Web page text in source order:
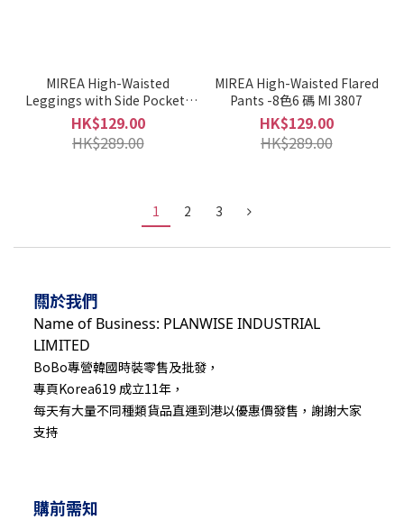
MIREA High-Waisted
Leggings with Side Pockets
-6色4 碼 MI 3808
HK$129.00
HK$289.00
MIREA High-Waisted Flared
Pants -8色6 碼 MI 3807
HK$129.00
HK$289.00
1 2 3
關於我們
Name of Business: PLANWISE INDUSTRIAL
LIMITED
BoBo專營韓國時裝零售及批發，
專頁Korea619 成立11年，
每天有大量不同種類貨品直運到港以優惠價發售，謝謝大家
支持
購前需知